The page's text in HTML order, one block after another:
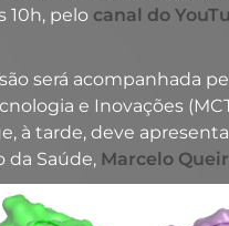
10h, pelo canal do
será acompanhada
e Inovações
à tarde, deve
da Saúde, Marcelo